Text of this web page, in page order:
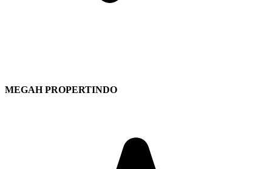
MEGAH PROPERTINDO